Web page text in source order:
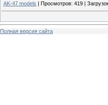
AK-47 models Просмотров: 419
Полная версия сайта